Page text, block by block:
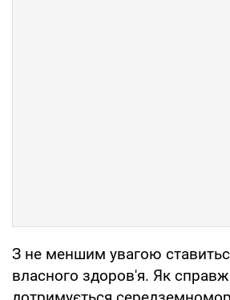
З не меншим увагою
власного здоров'я. Як